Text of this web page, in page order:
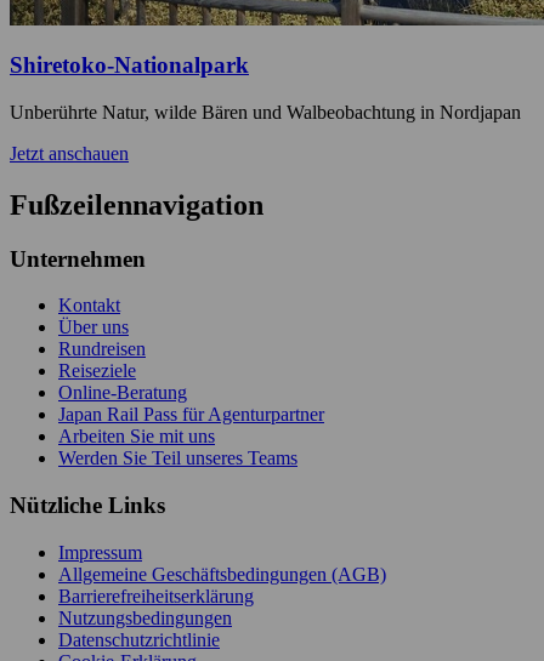
Shiretoko-Nationalpark
Unberührte Natur, wilde Bären und Walbeobachtung in Nordjapan
Jetzt anschauen
Fußzeilennavigation
Unternehmen
Kontakt
Über uns
Rundreisen
Reiseziele
Online-Beratung
Japan Rail Pass für Agenturpartner
Arbeiten Sie mit uns
Werden Sie Teil unseres Teams
Nützliche Links
Impressum
Allgemeine Geschäftsbedingungen (AGB)
Barrierefreiheitserklärung
Nutzungsbedingungen
Datenschutzrichtlinie